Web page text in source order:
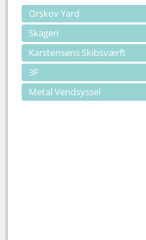
Orskov Yard
Skagen
Karstensens Skibsværft
3F
Metal Vendsyssel